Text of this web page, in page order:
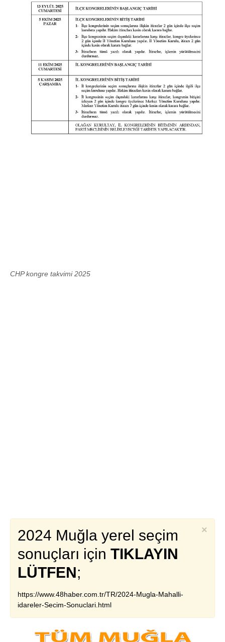
CHP kongre takvimi 2025
×
2024 Muğla yerel seçim
sonuçları için TIKLAYIN
LÜTFEN;
https://www.48haber.com.tr/TR/2024-Mugla-Mahalli-
idareler-Secim-Sonuclari.html